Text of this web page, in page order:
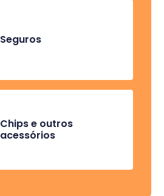
Seguros
Chips e outros
acessórios